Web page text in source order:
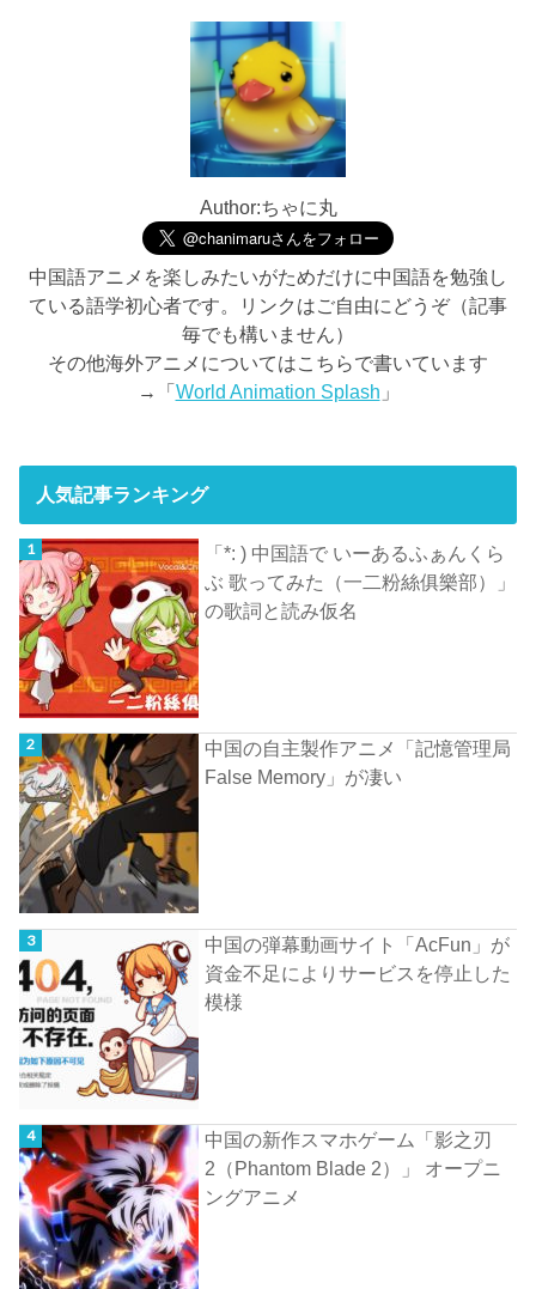
Author:ちゃに丸
中国語アニメを楽しみたいがためだけに中国語を勉強し
ている語学初心者です。リンクはご自由にどうぞ（記事
毎でも構いません）
その他海外アニメについてはこちらで書いています
→「 World Animation Splash 」
人気記事ランキング
「*: ) 中国語で いーあるふぁんくら
ぶ 歌ってみた（一二粉絲俱樂部）」
の歌詞と読み仮名
中国の自主製作アニメ「記憶管理局
False Memory」が凄い
中国の弾幕動画サイト「AcFun」が
資金不足によりサービスを停止した
模様
中国の新作スマホゲーム「影之刃
2（Phantom Blade 2）」 オープニ
ングアニメ